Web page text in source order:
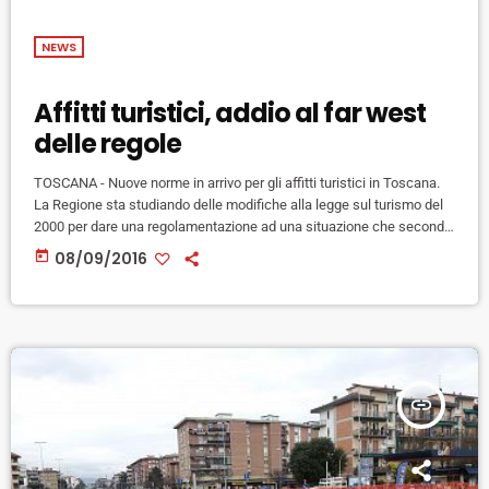
NEWS
Affitti turistici, addio al far west
delle regole
TOSCANA - Nuove norme in arrivo per gli affitti turistici in Toscana.
La Regione sta studiando delle modifiche alla legge sul turismo del
2000 per dare una regolamentazione ad una situazione che secondo
gli operatori è fuori controllo. Secondo i dati presentati due giorni fa
da Federalberghi, il 52% dei 45 milioni di turisti che ogni anno
today 08/09/2016
insert_link